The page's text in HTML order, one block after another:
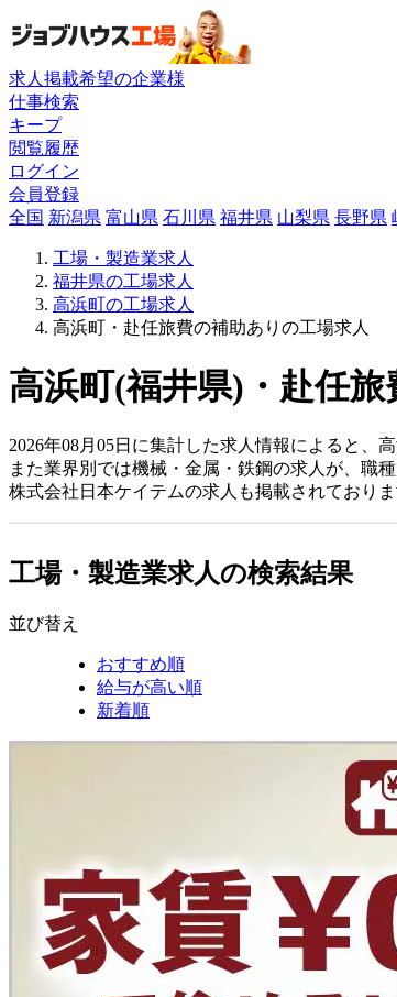
求人掲載希望の企業様
仕事検索
キープ
閲覧履歴
ログイン
会員登録
全国 新潟県 富山県 石川県 福井県 山梨県 長野県
工場・製造業求人
福井県の工場求人
高浜町の工場求人
高浜町・赴任旅費の補助ありの工場求人
高浜町(福井県)・赴任
2026年08月05日に集計した求人情報によると、
また業界別では機械・金属・鉄鋼の求人が、職
株式会社日本ケイテムの求人も掲載されており
工場・製造業求人の検索結果
並び替え
おすすめ順
給与が高い順
新着順